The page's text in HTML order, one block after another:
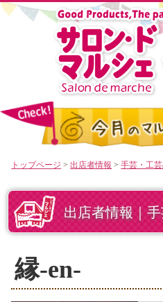
トップページ >出店者情報 >手芸・工芸
出店者情報｜
縁-en-